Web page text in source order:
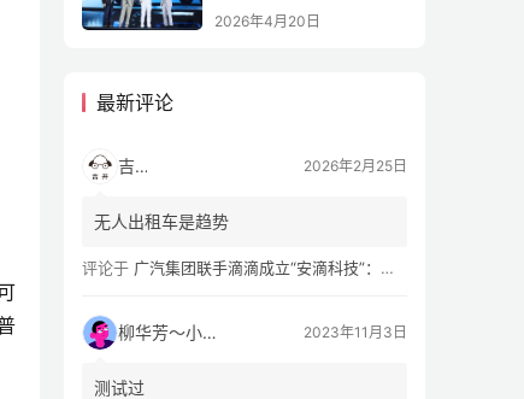
全域豪华
2026年4月20日
最新评论
吉开 2026年2月25日
无人出租车是趋势
评论于 广汽集团联手滴滴成立“安滴科技”：加速 L4 级 Robotaxi 量产
柳华芳～小芳侠 2023年11月3日
测试过